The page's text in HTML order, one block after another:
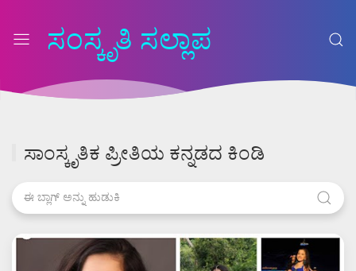
ಸಂಸ್ಕೃತಿ ಸಲ್ಲಾಪ
ಸಾಂಸ್ಕೃತಿಕ ಪ್ರೀತಿಯ ಕನ್ನಡದ ಕಿಂಡಿ